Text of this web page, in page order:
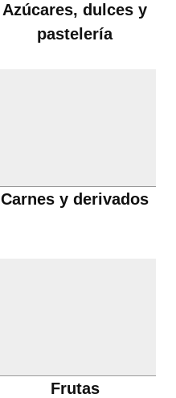
Azúcares, dulces y
pastelería
Carnes y derivados
Frutas